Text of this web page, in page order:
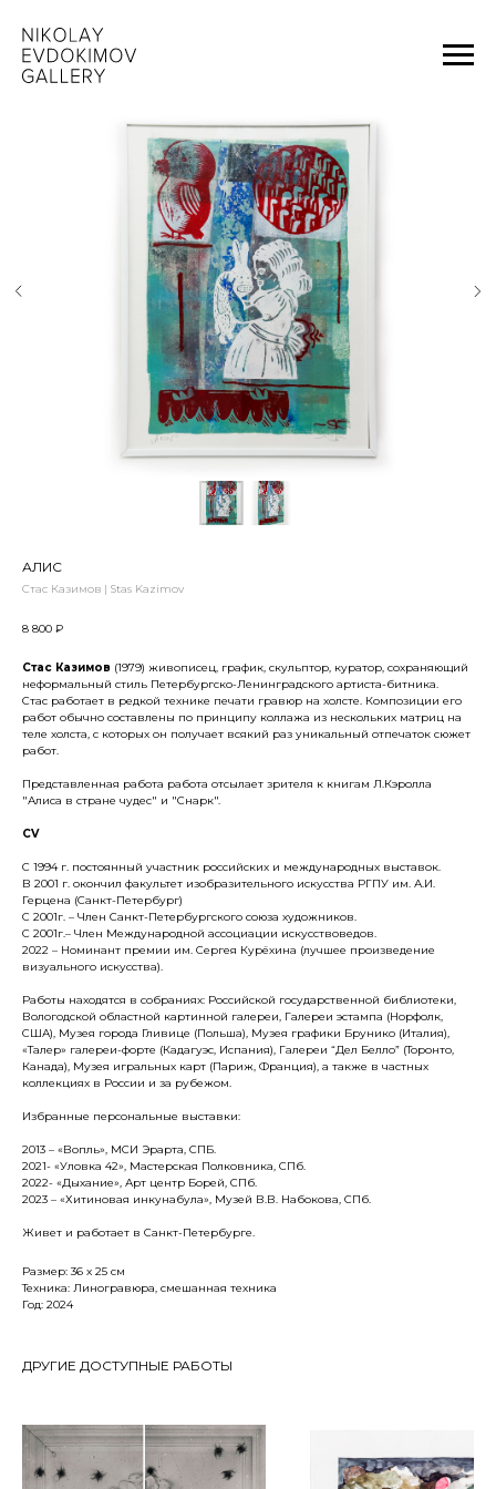
АЛИС
Стас Казимов | Stas Kazimov
8 800 ₽
Стас Казимов (1979) живописец, график, скульптор, куратор, сохраняющий
неформальный стиль Петербургско-Ленинградского артиста-битника.
Стас работает в редкой технике печати гравюр на холсте. Композиции его
работ обычно составлены по принципу коллажа из нескольких матриц на
теле холста, с которых он получает всякий раз уникальный отпечаток сюжет
работ.
Представленная работа работа отсылает зрителя к книгам Л.Кэролла
"Алиса в стране чудес" и "Снарк".
CV
С 1994 г. постоянный участник российских и международных выставок.
В 2001 г. окончил факультет изобразительного искусства РГПУ им. А.И.
Герцена (Санкт-Петербург)
С 2001г. – Член Санкт-Петербургского союза художников.
С 2001г.– Член Международной ассоциации искусствоведов.
2022 – Номинант премии им. Сергея Курёхина (лучшее произведение
визуального искусства).
Работы находятся в собраниях: Российской государственной библиотеки,
Вологодской областной картинной галереи, Галереи эстампа (Норфолк,
США), Музея города Гливице (Польша), Музея графики Брунико (Италия),
«Талер» галереи-форте (Кадагуэс, Испания), Галереи “Дел Белло” (Торонто,
Канада), Музея игральных карт (Париж, Франция), а также в частных
коллекциях в России и за рубежом.
Избранные персональные выставки:
2013 – «Вопль», МСИ Эрарта, СПБ.
2021- «Уловка 42», Мастерская Полковника, СПб.
2022- «Дыхание», Арт центр Борей, СПб.
2023 – «Хитиновая инкунабула», Музей В.В. Набокова, СПб.
Живет и работает в Санкт-Петербурге.
Размер: 36 x 25 cм
Техника: Линогравюра, смешанная техника
Год: 2024
ДРУГИЕ ДОСТУПНЫЕ РАБОТЫ